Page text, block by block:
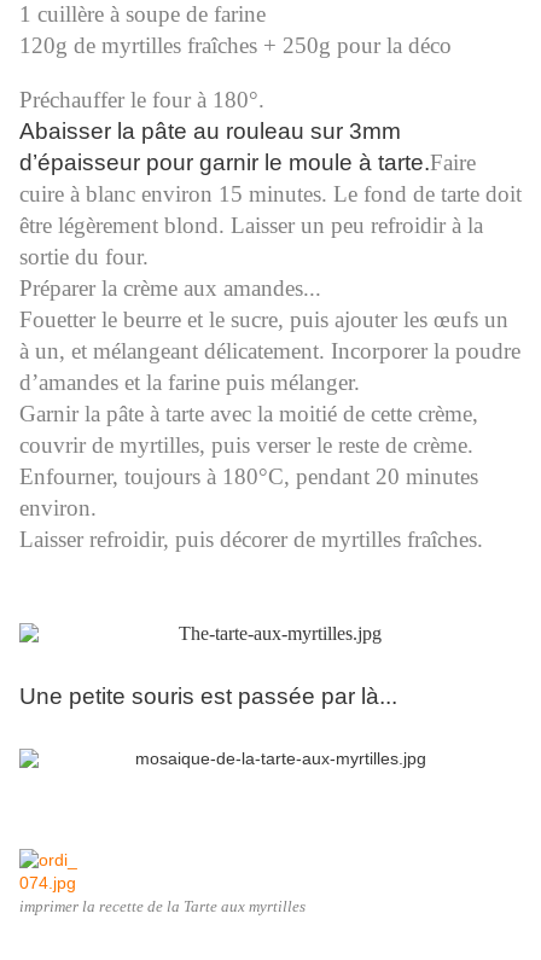
1 cuillère à soupe de farine
120g de myrtilles fraîches + 250g pour la déco
Préchauffer le four à 180°.
Abaisser la pâte au rouleau sur 3mm
d’épaisseur pour garnir le moule à tarte.Faire
cuire à blanc environ 15 minutes. Le fond de tarte doit
être légèrement blond. Laisser un peu refroidir à la
sortie du four.
Préparer la crème aux amandes...
Fouetter le beurre et le sucre, puis ajouter les œufs un
à un, et mélangeant délicatement. Incorporer la poudre
d’amandes et la farine puis mélanger.
Garnir la pâte à tarte avec la moitié de cette crème,
couvrir de myrtilles, puis verser le reste de crème.
Enfourner, toujours à 180°C, pendant 20 minutes
environ.
Laisser refroidir, puis décorer de myrtilles fraîches.
Une petite souris est passée par là...
imprimer la recette de la Tarte aux myrtilles